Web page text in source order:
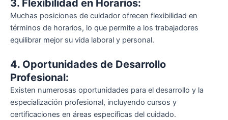
3. Flexibilidad en Horarios:
Muchas posiciones de cuidador ofrecen flexibilidad en
términos de horarios, lo que permite a los trabajadores
equilibrar mejor su vida laboral y personal.
4. Oportunidades de Desarrollo
Profesional:
Existen numerosas oportunidades para el desarrollo y la
especialización profesional, incluyendo cursos y
certificaciones en áreas específicas del cuidado.